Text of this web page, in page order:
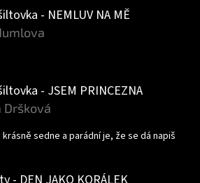
- NEMLUV NA MĚ
je 5 z 5 hvězdiček.
- JSEM PRINCEZNA
je 5 z 5 hvězdiček.
Dršková
sedne a parádní je, že se dá napiš